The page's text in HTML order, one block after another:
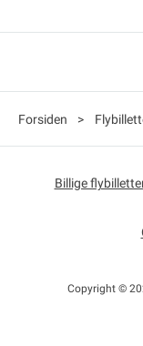
Forsiden >
Billige
Copyright ©